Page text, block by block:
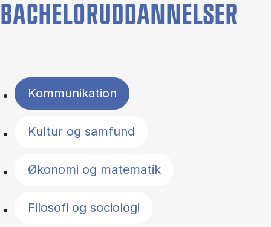
BACHELORUDDANNELSER
Filter by topics
Kommunikation
Kultur og samfund
Økonomi og matematik
Filosofi og sociologi